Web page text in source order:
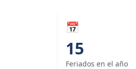
📅
15
Feriados en el año